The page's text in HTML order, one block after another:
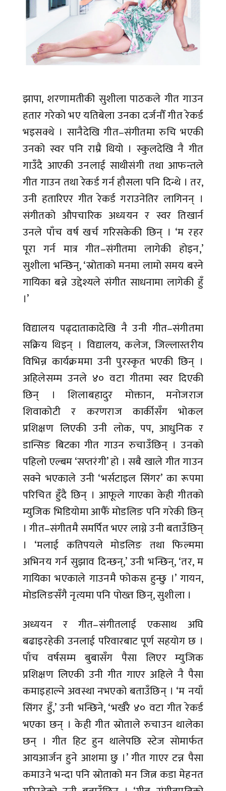
झापा, शरणामतीकी सुशीला पाठकले गीत गाउन
हतार गरेको भए यतिबेला उनका दर्जनौँ गीत रेकर्ड
भइसक्थे । सानैदेखि गीत–संगीतमा रुचि भएकी
उनको स्वर पनि राम्रै थियो । स्कुलदेखि नै गीत
गाउँदै आएकी उनलाई साथीसंगी तथा आफन्तले
गीत गाउन तथा रेकर्ड गर्न हौसला पनि दिन्थे । तर,
उनी हतारिएर गीत रेकर्ड गराउनेतिर लागिनन् ।
संगीतको औपचारिक अध्ययन र स्वर तिखार्न
उनले पाँच वर्ष खर्च गरिसकेकी छिन् । ‘म रहर
पूरा गर्न मात्र गीत–संगीतमा लागेकी होइन,’
सुशीला भन्छिन्, ‘स्रोताको मनमा लामो समय बस्ने
गायिका बन्ने उद्देश्यले संगीत साधनामा लागेकी हुँ
।’
विद्यालय पढ्दाताकादेखि नै उनी गीत–संगीतमा
सक्रिय थिइन् । विद्यालय, कलेज, जिल्लास्तरीय
विभिन्न कार्यक्रममा उनी पुरस्कृत भएकी छिन् ।
अहिलेसम्म उनले ४० वटा गीतमा स्वर दिएकी
छिन् । शिलाबहादुर मोक्तान, मनोजराज
शिवाकोटी र करणराज कार्कीसँग भोकल
प्रशिक्षण लिएकी उनी लोक, पप, आधुनिक र
डान्सिङ बिटका गीत गाउन रुचाउँछिन् । उनको
पहिलो एल्बम ‘सप्तरंगी’ हो । सबै खाले गीत गाउन
सक्ने भएकाले उनी ‘भर्सटाइल सिंगर’ का रूपमा
परिचित हुँदै छिन् । आफूले गाएका केही गीतको
म्युजिक भिडियोमा आफैँ मोडलिङ पनि गरेकी छिन्
। गीत–संगीतमै समर्पित भएर लाग्ने उनी बताउँछिन्
। ‘मलाई कतिपयले मोडलिङ तथा फिल्ममा
अभिनय गर्न सुझाव दिन्छन्,’ उनी भन्छिन्, ‘तर, म
गायिका भएकाले गाउनमै फोकस हुन्छु ।’ गायन,
मोडलिङसँगै नृत्यमा पनि पोख्त छिन्, सुशीला ।
अध्ययन र गीत–संगीतलाई एकसाथ अघि
बढाइरहेकी उनलाई परिवारबाट पूर्ण सहयोग छ ।
पाँच वर्षसम्म बुबासँग पैसा लिएर म्युजिक
प्रशिक्षण लिएकी उनी गीत गाएर अहिले नै पैसा
कमाइहाल्ने अवस्था नभएको बताउँछिन् । ‘म नयाँ
सिंगर हुँ,’ उनी भन्छिने, ‘भर्खरै ४० वटा गीत रेकर्ड
भएका छन् । केही गीत स्रोताले रुचाउन थालेका
छन् । गीत हिट हुन थालेपछि स्टेज सोमार्फत
आयआर्जन हुने आशमा छु ।’ गीत गाएर टन्न पैसा
कमाउने भन्दा पनि स्रोताको मन जित्न कडा मेहनत